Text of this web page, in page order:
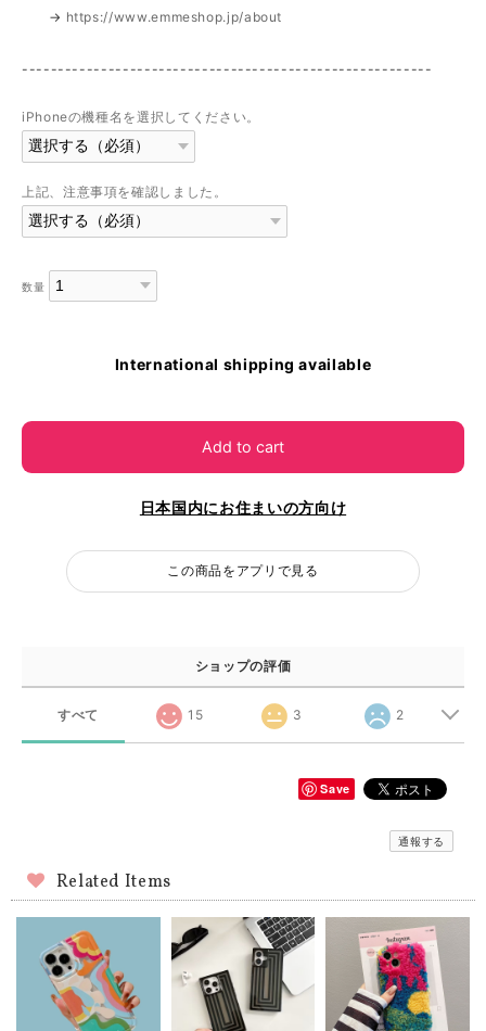
→ https://www.emmeshop.jp/about
---------------------------------------------------------
iPhoneの機種名を選択してください。
上記、注意事項を確認しました。
数量
International shipping available
Add to cart
日本国内にお住まいの方向け
この商品をアプリで見る
ショップの評価
すべて 15 3 2
Save
通報する
Related Items